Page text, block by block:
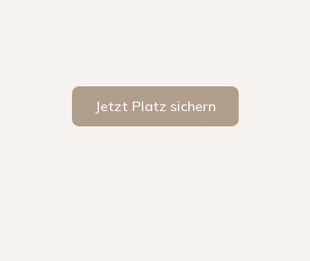
Jetzt Platz sichern